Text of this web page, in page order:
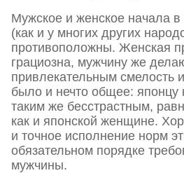
Мужское и женское начала в
(как и у многих других
противоположны. Женская
грациозна, мужчину же
привлекательным смелость
было и нечто общее:
таким же бесстрастным,
как и японской женщине.
и точное исполнение норм
обязательном порядке
мужчины.